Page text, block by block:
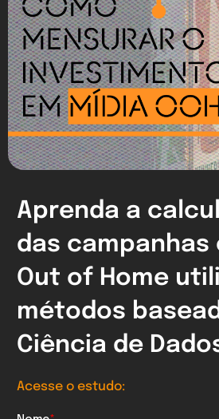
Aprenda a
das campanhas
Out of Home
métodos
Ciência de
Acesse o estudo: